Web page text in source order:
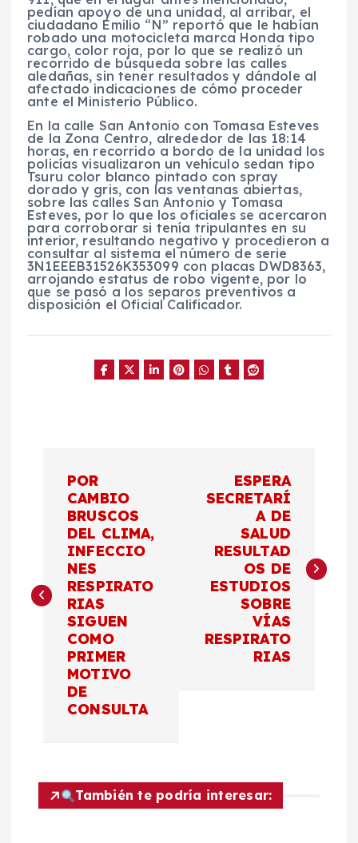
pedían apoyo de una unidad, al arribar, el
ciudadano Emilio “N” reportó que le habían
robado una motocicleta marca Honda tipo
cargo, color roja, por lo que se realizó un
recorrido de búsqueda sobre las calles
aledañas, sin tener resultados y dándole al
afectado indicaciones de cómo proceder
ante el Ministerio Público.
En la calle San Antonio con Tomasa Esteves
de la Zona Centro, alrededor de las 18:14
horas, en recorrido a bordo de la unidad los
policías visualizaron un vehículo sedan tipo
Tsuru color blanco pintado con spray
dorado y gris, con las ventanas abiertas,
sobre las calles San Antonio y Tomasa
Esteves, por lo que los oficiales se acercaron
para corroborar si tenía tripulantes en su
interior, resultando negativo y procedieron a
consultar al sistema el número de serie
3N1EEEB31526K353099 con placas DWD8363,
arrojando estatus de robo vigente, por lo
que se pasó a los separos preventivos a
disposición el Oficial Calificador.
e
ó
n
POR
CAMBIO
BRUSCOS
DEL CLIMA,
INFECCIO
NES
RESPIRATO
RIAS
SIGUEN
COMO
PRIMER
MOTIVO
DE
CONSULTA
ESPERA
SECRETARÍ
A DE
SALUD
RESULTAD
OS DE
ESTUDIOS
SOBRE
VÍAS
RESPIRATO
RIAS
También te podría interesar: